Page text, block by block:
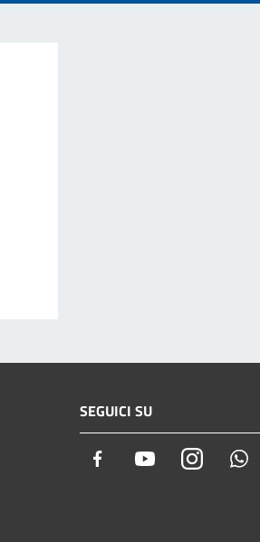
SEGUICI SU
Facebook YoutubeInstagram